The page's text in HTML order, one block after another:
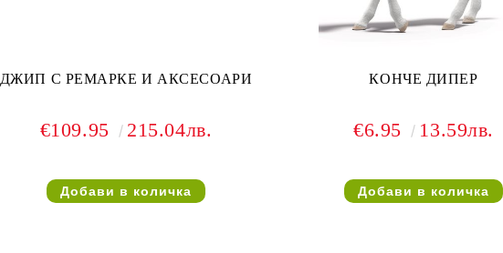
ДЖИП С РЕМАРКЕ И АКСЕСОАРИ
€109.95 215.04лв.
КОНЧЕ ДИПЕР
€6.95 13.59лв.